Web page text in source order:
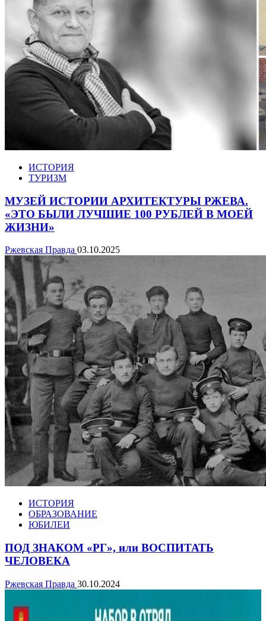
ИСТОРИЯ
ТУРИЗМ
МУЗЕЙ ИСТОРИИ АРХИТЕКТУРЫ РЖЕВА.
«ЭТО БЫЛИ ЛУЧШИЕ 100 РУБЛЕЙ В МОЕЙ
ЖИЗНИ»
Ржевская Правда 03.10.2025
ИСТОРИЯ
ОБРАЗОВАНИЕ
ЮБИЛЕИ
ПОД ЗНАКОМ «РГ», или ВОСПИТАТЬ
ЧЕЛОВЕКА
Ржевская Правда 30.10.2024